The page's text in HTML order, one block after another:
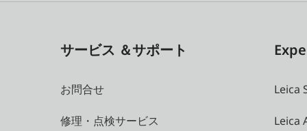
サービス ＆サポート
お問合せ
修理・点検サービス
Leica
Leica